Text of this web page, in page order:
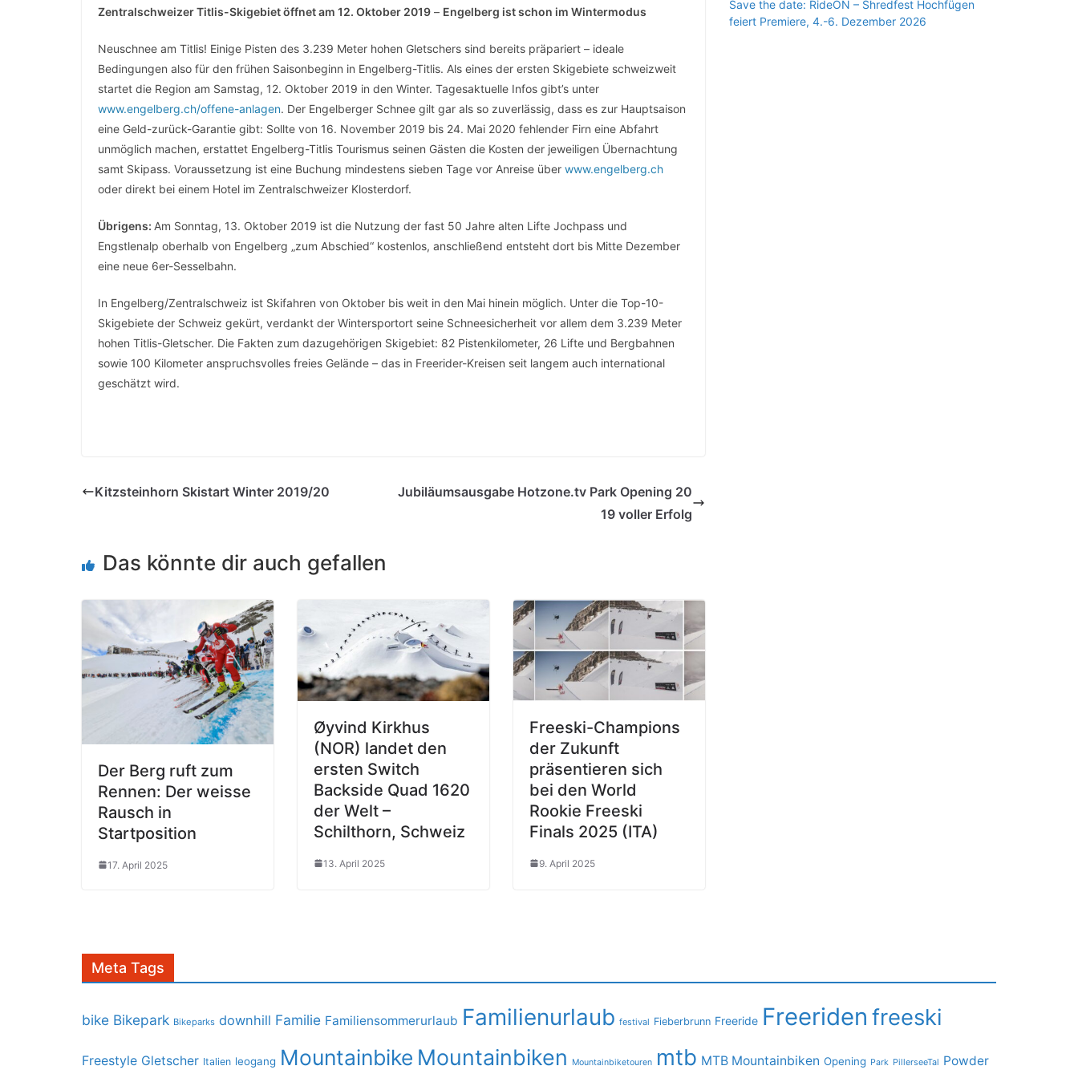
Zentralschweizer Titlis-Skigebiet öffnet am 12. Oktober 2019 – Engelberg ist schon im Wintermodus
Neuschnee am Titlis! Einige Pisten des 3.239 Meter hohen Gletschers sind bereits präpariert – ideale
Bedingungen also für den frühen Saisonbeginn in Engelberg-Titlis. Als eines der ersten Skigebiete schweizweit
startet die Region am Samstag, 12. Oktober 2019 in den Winter. Tagesaktuelle Infos gibt’s unter
www.engelberg.ch/offene-anlagen. Der Engelberger Schnee gilt gar als so zuverlässig, dass es zur Hauptsaison
eine Geld-zurück-Garantie gibt: Sollte von 16. November 2019 bis 24. Mai 2020 fehlender Firn eine Abfahrt
unmöglich machen, erstattet Engelberg-Titlis Tourismus seinen Gästen die Kosten der jeweiligen Übernachtung
samt Skipass. Voraussetzung ist eine Buchung mindestens sieben Tage vor Anreise über www.engelberg.ch
oder direkt bei einem Hotel im Zentralschweizer Klosterdorf.
Übrigens: Am Sonntag, 13. Oktober 2019 ist die Nutzung der fast 50 Jahre alten Lifte Jochpass und
Engstlenalp oberhalb von Engelberg „zum Abschied“ kostenlos, anschließend entsteht dort bis Mitte Dezember
eine neue 6er-Sesselbahn.
In Engelberg/Zentralschweiz ist Skifahren von Oktober bis weit in den Mai hinein möglich. Unter die Top-10-
Skigebiete der Schweiz gekürt, verdankt der Wintersportort seine Schneesicherheit vor allem dem 3.239 Meter
hohen Titlis-Gletscher. Die Fakten zum dazugehörigen Skigebiet: 82 Pistenkilometer, 26 Lifte und Bergbahnen
sowie 100 Kilometer anspruchsvolles freies Gelände – das in Freerider-Kreisen seit langem auch international
geschätzt wird.
Kitzsteinhorn Skistart Winter 2019/20
Jubiläumsausgabe Hotzone.tv Park Opening 20
19 voller Erfolg
Das könnte dir auch gefallen
Der Berg ruft zum
Rennen: Der weisse
Rausch in
Startposition
17. April 2025
Øyvind Kirkhus
(NOR) landet den
ersten Switch
Backside Quad 1620
der Welt –
Schilthorn, Schweiz
13. April 2025
Freeski-Champions
der Zukunft
präsentieren sich
bei den World
Rookie Freeski
Finals 2025 (ITA)
9. April 2025
Save the date: RideON – Shredfest Hochfügen
feiert Premiere, 4.-6. Dezember 2026
Meta Tags
bike Bikepark Bikeparks downhill Familie Familiensommerurlaub Familienurlaub festival Fieberbrunn Freeride Freeriden freeski
Freestyle Gletscher Italien leogang Mountainbike Mountainbiken Mountainbiketouren mtb MTB Mountainbiken Opening Park PillerseeTal Powder